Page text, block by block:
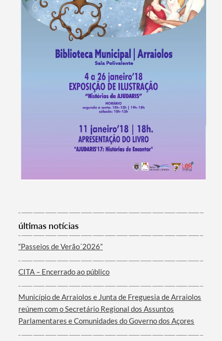
Termo de Pesquisa
Categorias gerais
últimas notícias
“Passeios de Verão´2026”
CITA – Encerrado ao público
Município de Arraiolos e Junta de Freguesia de Arraiolos
reúnem com o Secretário Regional dos Assuntos
Parlamentares e Comunidades do Governo dos Açores